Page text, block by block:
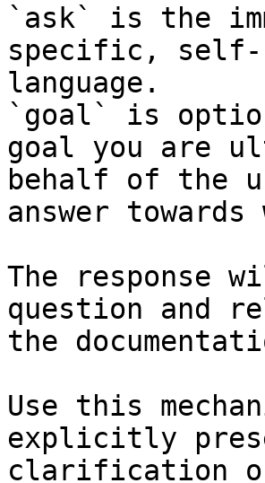
`ask` is the
specific, self-
language.
`goal` is
goal you are
behalf of the
answer
The response
question and
the
Use this
explicitly
clarification